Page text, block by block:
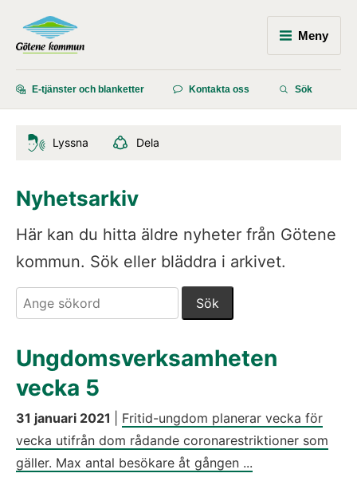
Meny
E-tjänster och blanketter Kontakta oss Sök
Lyssna Dela
Nyhetsarkiv
Här kan du hitta äldre nyheter från Götene
kommun. Sök eller bläddra i arkivet.
Ungdomsverksamheten
vecka 5
31 januari 2021
Fritid-ungdom planerar vecka för
vecka utifrån dom rådande coronarestriktioner som
gäller. Max antal besökare åt gången ...